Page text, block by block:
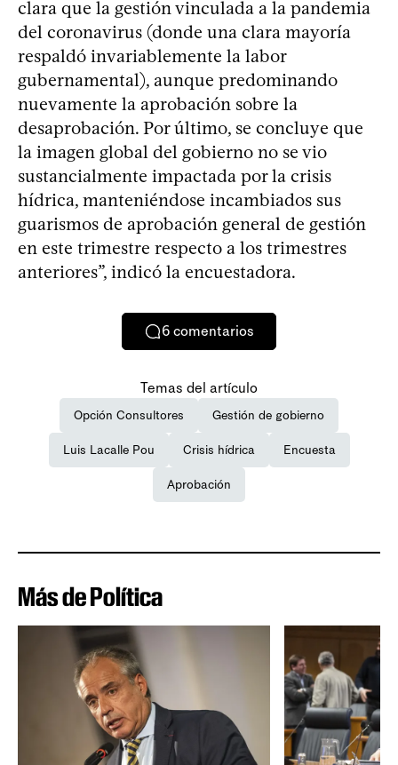
clara que la gestión vinculada a la pandemia
del coronavirus (donde una clara mayoría
respaldó invariablemente la labor
gubernamental), aunque predominando
nuevamente la aprobación sobre la
desaprobación. Por último, se concluye que
la imagen global del gobierno no se vio
sustancialmente impactada por la crisis
hídrica, manteniéndose incambiados sus
guarismos de aprobación general de gestión
en este trimestre respecto a los trimestres
anteriores”, indicó la encuestadora.
6 comentarios
Temas del artículo
Opción Consultores Gestión de gobierno
Luis Lacalle Pou Crisis hídrica Encuesta
Aprobación
Más de Política